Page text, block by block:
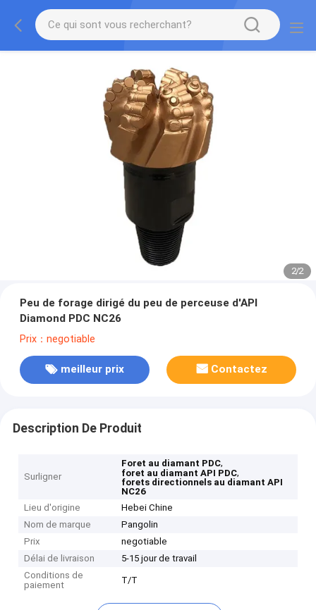
2/2
Peu de forage dirigé du peu de perceuse d'API
Diamond PDC NC26
Prix：negotiable
meilleur prix Contactez
Description De Produit
Surligner
Foret au diamant PDC,
foret au diamant API PDC,
forets directionnels au diamant API
NC26
Lieu d'origine
Hebei Chine
Nom de marque
Pangolin
Prix
negotiable
Délai de livraison
5-15 jour de travail
Conditions de
paiement
T/T